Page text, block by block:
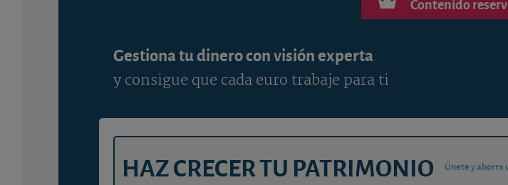
Gestiona tu dinero con visión experta
y consigue que cada euro trabaje para ti
HAZ CRECER TU PATRIMONIO Únete y ahorra